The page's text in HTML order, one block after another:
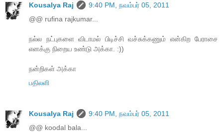
Kousalya Raj
9:40 PM, நவம்பர் 05, 2011
@@ rufina rajkumar...
நல்ல நட்புகளை விடாமல் பிடிச்சி வச்சுக்கணும் என்கிற பேராசை
எனக்கு நிறைய உண்டு அக்கா. :))
நன்றிகள் அக்கா
பதிலளி
Kousalya Raj
9:40 PM, நவம்பர் 05, 2011
@@ koodal bala...